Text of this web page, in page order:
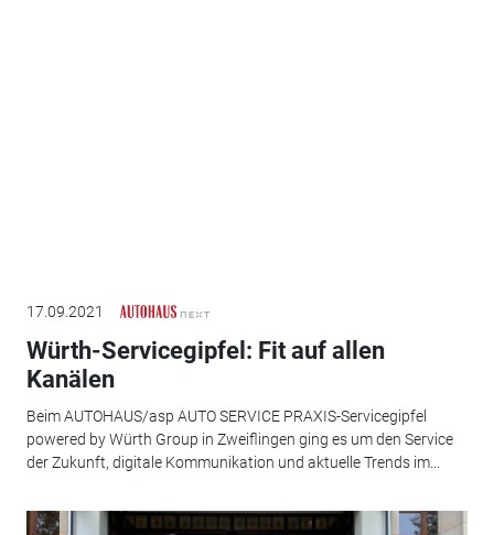
17.09.2021
Würth-Servicegipfel: Fit auf allen
Kanälen
Beim AUTOHAUS/asp AUTO SERVICE PRAXIS-Servicegipfel
powered by Würth Group in Zweiflingen ging es um den Service
der Zukunft, digitale Kommunikation und aktuelle Trends im...